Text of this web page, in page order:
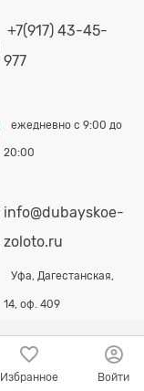
+7(917) 43-45-
977
ежедневно с 9:00 до
20:00
info@dubayskoe-
zoloto.ru
Уфа, Дагестанская,
14, оф. 409
Избранное Войти